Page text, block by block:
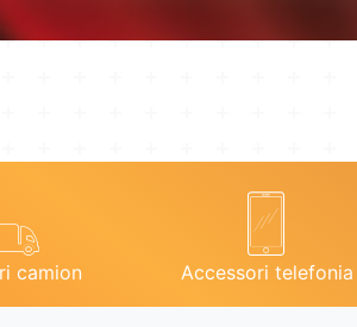
camion Accessori telefonia